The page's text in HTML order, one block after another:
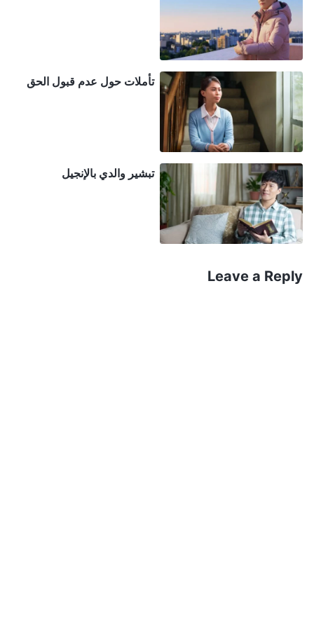
ويجب أن يراعوا ماء وجه ضدِّ المسيح، وإلَّا سيعاملهم كعدو
ويهاجمهم ويستبعدهم. أي نوع من الطبيعة هذه؟ إنها طبيعة
أضداد المسيح. ولماذا يفعلون هذا؟ فهم لا يسمحون
للكنيسة بأن تكون لها أي آراء بديلة، ولا يسمحون بأي
منشقين في الكنيسة، ولا يسمحون لمختاري الله بمشاركة
الحق علانيةً وتمييز الناس. وأكثر ما يخشونه هو أن يكشفهم
الناس ويميزونهم؛ فهم يحاولون باستمرار ترسيخ سلطتهم
والمكانة التي يتمتعون بها في قلوب الناس، ويشعرون أنه
يجب ألا تتزعزع أبدًا. لا يمكنهم أبدًا التساهل مع أي شيء
يهدد كبرياءهم أو سمعتهم أو مكانتهم وقيمتهم كقادة أو يؤثر
عليها. أليس هذا مظهرًا من مظاهر الطبيعة الخبيثة لأضداد
يُعززونها ويُؤمِّنونها ويسعون إلى الهيمنة الأبدية. وهم لا
تأملات حول عدم قبول الحق
تبشير والدي بالإنجيل
Leave a Reply